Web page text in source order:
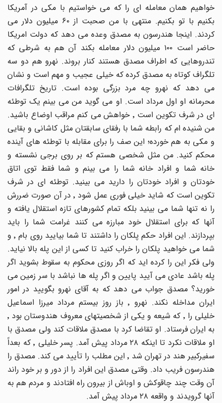
خواهیم همان معامله ای را که می خواستیم با مکی در آمریکا
بکنیم با تو بکنیم. منتهی با من صحبت از ٦٠ میلیون دلار می
کردند. اینجا هندرسون به مصدق وعده می دهد که دولت امریکا
حاضر است ١٠٠ میلیون دلار معامله بکند آن هم به شرطی که
تندروهایی که اطراف مصدق هستند کنار بروند. نهرو هم دو سه
تلگراف کوتاه به مصدق کرده که خیلی عجیب و مهم است و نشان
می دهد که نهرو چه مرد بزرگی بوده است. تاریخ تلگرافات
محرمانه او اول مرداد است. او می گوید من می بینم یک توطئه
ای در شرف تکوین است ٬ خواهش می کنم مراقب اوضاع باشید.
من شنیده ام که رابطه شما با رفقای سابقتان مثل کاشانی و بقایی
و مکی به هم خورده؛ این صف را برای مقابله با توطئه های آینده
محکم کنید. من مثل شخصی هستم که بر روی برجی نشسته و
خانه شما و افراد خانه شما را می بینم و شما فقط توی اتاق
خودتان و افراد خودتان را دارید می بینید. توطئه ای در شرف
تکوین است که شاید خیلی فوری عمل شود ٬ در آن صورت ضررش
را نه تنها شما می بینید بلکه تمام کشورهای تازه استقلال یافته و
آنها که برای استقلال خود مبارزه می کنند غرامت شما را باید
بپردازند. این افراد حکم پلکان را داشتند تا شما بیایید روی بام ٬ و
شما می خواهید پلکان را خراب کنید تا کسی از این پله بالا نیاید.
ولی فکر این را کرده اید که اگر روزی محکوم به سقوط بشوید اگر
پله باشد عادی می آیید پایین و اگر پله ها نباشد با سر زمین می
خورید؟ مصدق جواب می دهد که به آقای نهرو بگویید در امور
ایران مداخله نکند. نهرو ٬ باز روز بیستم مرداد میرزا اسماعیل
خلیلی را ٬ که شیعه و یکی از شخصیتهای معروف هندوستان بود ٬
به ایران فرستاد. او تقاضا کرد با مصدق ملاقات کند ولی مصدق با
او ملاقات نکرد تا اینکه ٢٨ مرداد پیش آمد. پسر خلیلی ٬ که بعداً
سفیرکبیر هند در تهران شد ٬ این مطلب را تأیید می کند. مصدق را
هندرسون فریب داد. وقتی مصدق این افراد را از دور و بر خود راند
آن وقت چند چاقوکش و اوباش از بیرون راه افتادند و مردم هم به
آنها گرویدند و واقعه ٢٨ مرداد پیش آمد.